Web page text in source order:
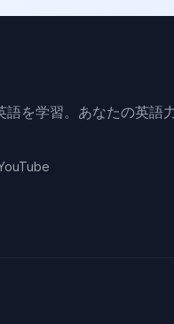
語を学習。あなたの英語